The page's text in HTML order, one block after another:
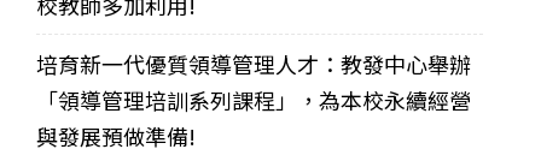
培育新一代優質領導管理人才：教發中心舉辦
「領導管理培訓系列課程」，為本校永續經營
與發展預做準備!